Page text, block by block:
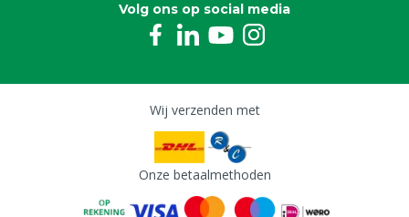
Volg ons op social media
Wij verzenden met
Onze betaalmethoden